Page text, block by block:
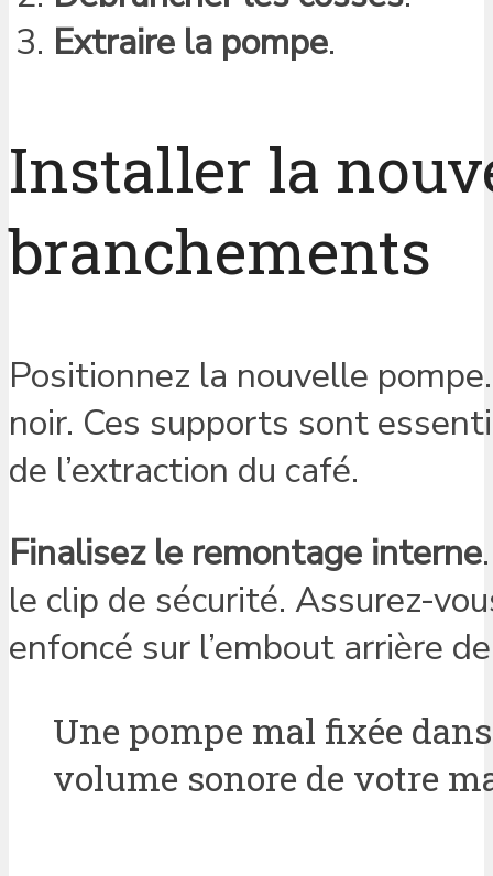
Extraire la pompe.
Installer la
branchements
Positionnez la nouvelle
noir. Ces supports sont
de l’extraction du café.
Finalisez le remontage interne
le clip de sécurité. Assurez-
enfoncé sur l’embout arrière
Une pompe mal fixée
volume sonore de votre